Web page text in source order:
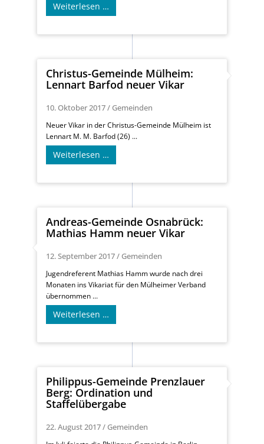
Weiterlesen …
Christus-Gemeinde Mülheim:
Lennart Barfod neuer Vikar
10. Oktober 2017/ Gemeinden
Neuer Vikar in der Christus-Gemeinde Mülheim ist
Lennart M. M. Barfod (26) ...
Weiterlesen …
Andreas-Gemeinde Osnabrück:
Mathias Hamm neuer Vikar
12. September 2017/ Gemeinden
Jugendreferent Mathias Hamm wurde nach drei
Monaten ins Vikariat für den Mülheimer Verband
übernommen ...
Weiterlesen …
Philippus-Gemeinde Prenzlauer
Berg: Ordination und
Staffelübergabe
22. August 2017/ Gemeinden